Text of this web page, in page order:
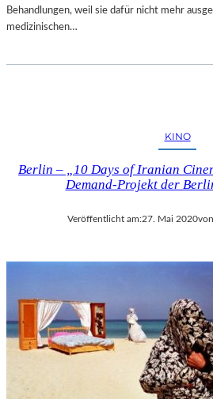
Behandlungen, weil sie dafür nicht mehr
medizinischen…
KINO
Berlin – „10 Days of Iranian
Demand-Projekt der
Veröffentlicht am:27. Mai 2020von